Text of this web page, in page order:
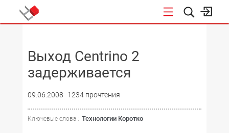
Выход Centrino 2
задерживается
09.06.2008 1234 прочтения
Ключевые слова : Технологии Коротко